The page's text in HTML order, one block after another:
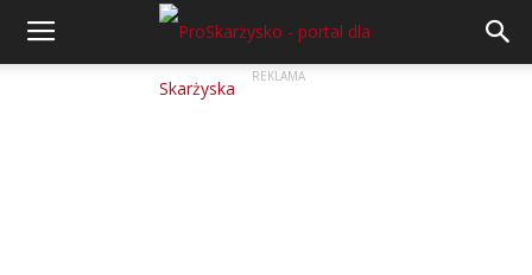
REKLAMA